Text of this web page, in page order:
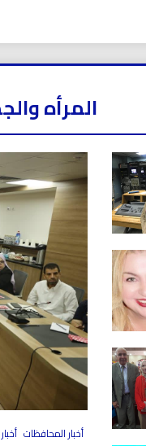
المرأه
أخبار المحافظات